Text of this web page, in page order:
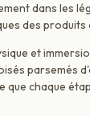
dans les
des
et
parsemés
que chaque